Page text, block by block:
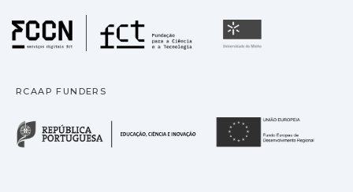
Fundação para a
RCAAP FUNDERS
República Portuguesa